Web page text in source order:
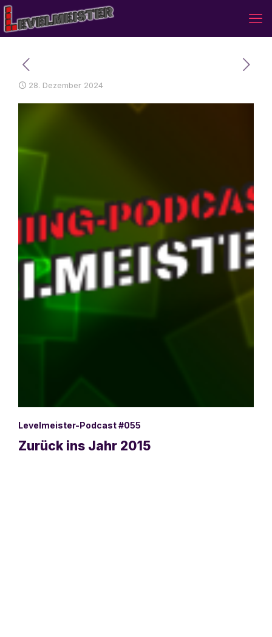
28. Dezember 2024
Levelmeister-Podcast #055
Zurück ins Jahr 2015